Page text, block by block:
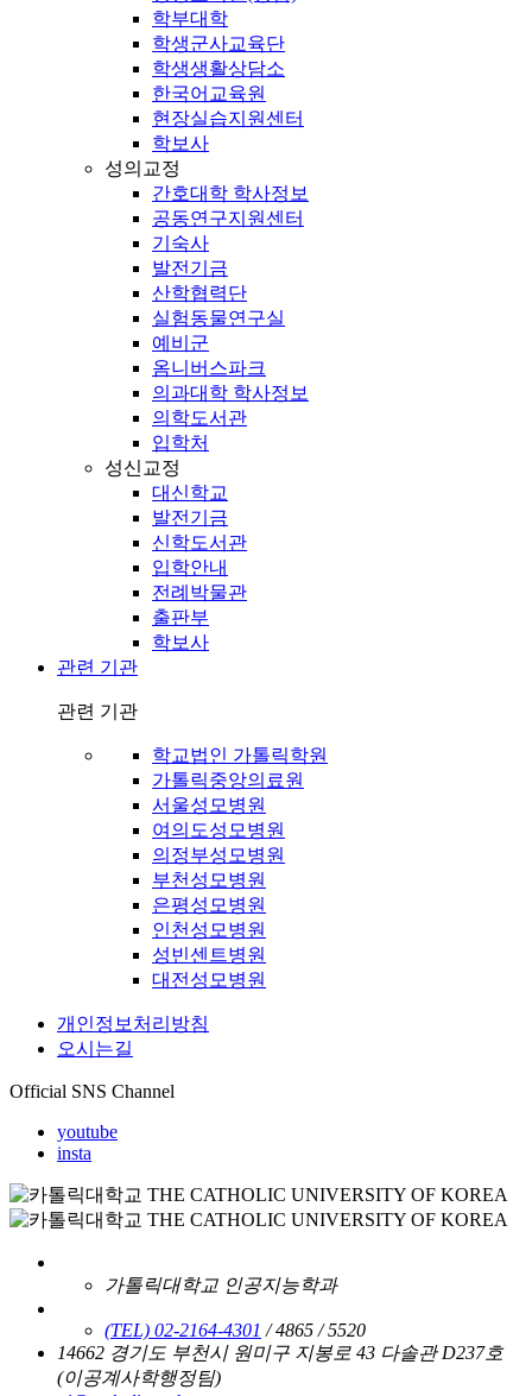
학부대학
학생군사교육단
학생생활상담소
한국어교육원
현장실습지원센터
학보사
성의교정
간호대학 학사정보
공동연구지원센터
기숙사
발전기금
산학협력단
실험동물연구실
예비군
옴니버스파크
의과대학 학사정보
의학도서관
입학처
성신교정
대신학교
발전기금
신학도서관
입학안내
전례박물관
출판부
학보사
관련 기관
관련 기관
학교법인 가톨릭학원
가톨릭중앙의료원
서울성모병원
여의도성모병원
의정부성모병원
부천성모병원
은평성모병원
인천성모병원
성빈센트병원
대전성모병원
개인정보처리방침
오시는길
Official SNS Channel
youtube
insta
가톨릭대학교 인공지능학과
(TEL) 02-2164-4301 / 4865 / 5520
14662 경기도 부천시 원미구 지봉로 43 다솔관 D237호
(이공계사학행정팀)